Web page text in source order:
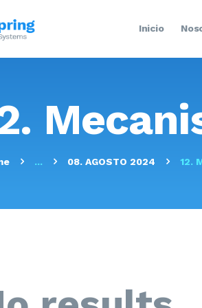
Inicio
... 08. AGOSTO 2024 12.